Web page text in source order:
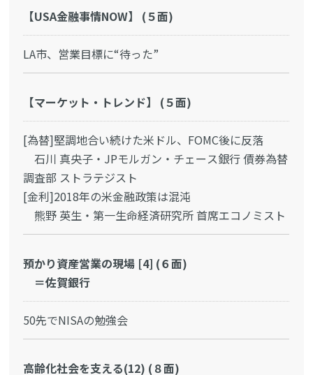
【USA金融事情NOW】 (５面)
LA市、営業目標に“待った”
【マーケット・トレンド】 (５面)
[為替]堅調地合い続けた米ドル、FOMC後に反落
石川 真央子・JPモルガン・チェース銀行 債券為替
調査部 ストラテジスト
[金利]2018年の米金融政策は混沌
熊野 英生・第一生命経済研究所 首席エコノミスト
預かり資産営業の現場 [4] (６面)
＝佐賀銀行
50先でNISAの勉強会
高齢化社会を支える(12) (８面)